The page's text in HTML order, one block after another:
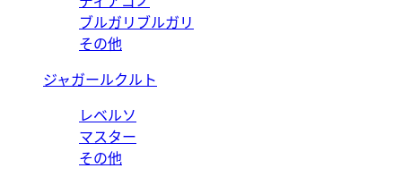
ブルガリブルガリ
その他
ジャガールクルト
レベルソ
マスター
その他